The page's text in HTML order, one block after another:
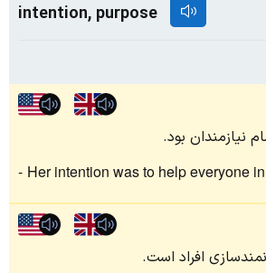
intention, purpose
نیازمندان بود.
Her intention was to help everyone
افراد است.